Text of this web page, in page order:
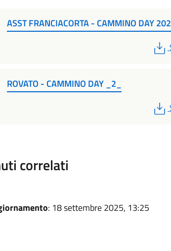
ASST FRANCIACORTA - CAMMINO DAY
ROVATO - CAMMINO DAY _2_
correlati
: 18 settembre 2025, 13:25